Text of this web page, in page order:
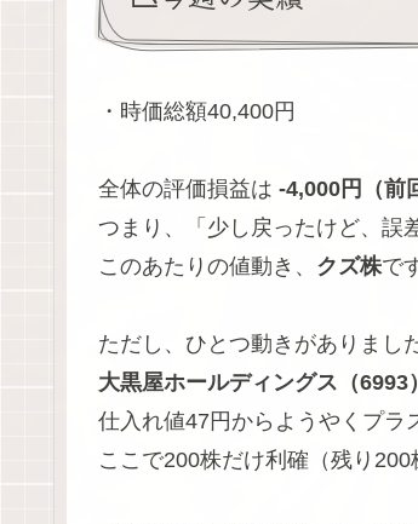
・時価総額40,400円
全体の評価損益は -4,000円（前
つまり、「少し戻ったけど、誤
このあたりの値動き、 クズ株で
ただし、ひとつ動きがありまし
大黒屋ホールディングス（6993）
仕入れ値47円からようやくプラ
ここで200株だけ利確（残り200